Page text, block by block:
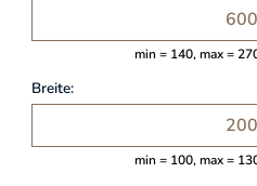
min = 140, max =
Breite:
min = 100, max =